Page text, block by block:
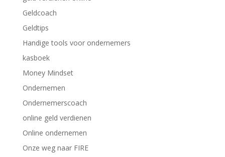
Geldcoach
Geldtips
Handige tools voor ondernemers
kasboek
Money Mindset
Ondernemen
Ondernemerscoach
online geld verdienen
Online ondernemen
Onze weg naar FIRE